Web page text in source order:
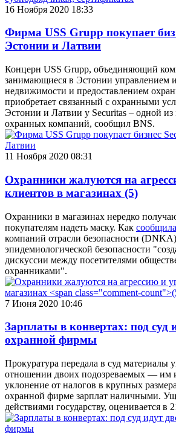
16 Ноября 2020 18:33
Фирма USS Grupp покупает
Эстонии и Латвии
Концерн USS Grupp, объединяющий
занимающиеся в Эстонии управлением
недвижимости и предоставлением
приобретает связанный с охранными
Эстонии и Латвии у Securitas – одной
охранных компаний, сообщил BNS.
11 Ноября 2020 08:31
Охранники жалуются на
клиентов в магазинах (5)
Охранники в магазинах нередко
покупателям надеть маску. Как сообщила
компаний отрасли безопасности
эпидемиологической безопасности
дискуссии между посетителями
охранниками".
7 Июня 2020 10:46
Зарплаты в конвертах: под суд
охранной фирмы
Прокуратура передала в суд материалы
отношении двоих подозреваемых — им
уклонение от налогов в крупных
охранной фирме зарплат наличными.
действиями государству, оценивается в